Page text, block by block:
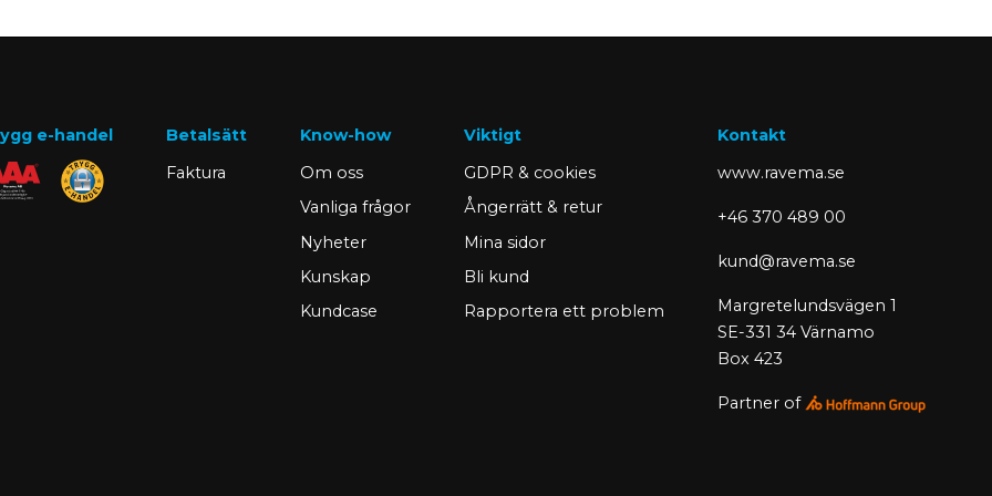
e-handel
Betalsätt
Faktura
Know-how
Om oss
Vanliga frågor
Nyheter
Kunskap
Kundcase
Viktigt
GDPR & cookies
Ångerrätt & retur
Mina sidor
Bli kund
Rapportera ett problem
Kontakt
www.ravema.se
+46 370 489 00
kund@ravema.se
Margretelundsvägen 1
SE-331 34 Värnamo
Box 423
Partner of